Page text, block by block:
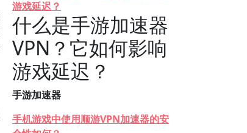
游戏延迟？
什么是手游加速器
VPN？它如何影响
游戏延迟？
手游加速器
手机游戏中使用顺游VPN加速器的安